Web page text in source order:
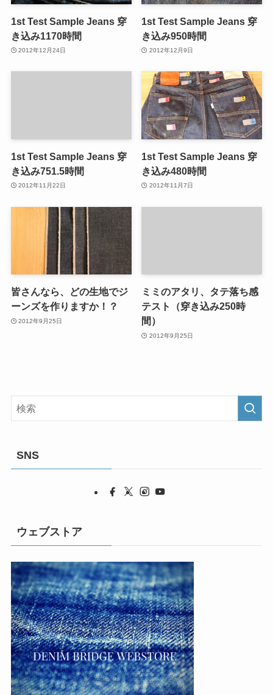
1st Test Sample Jeans 穿
き込み1170時間
2012年12月24日
1st Test Sample Jeans 穿
き込み950時間
2012年12月9日
1st Test Sample Jeans 穿
き込み751.5時間
2012年11月22日
1st Test Sample Jeans 穿
き込み480時間
2012年11月7日
皆さんなら、どの生地でジ
ーンズを作りますか！？
2012年9月25日
ミミのアタリ、タテ落ち感
テスト（穿き込み250時
間）
2012年9月25日
SNS
ウェブストア